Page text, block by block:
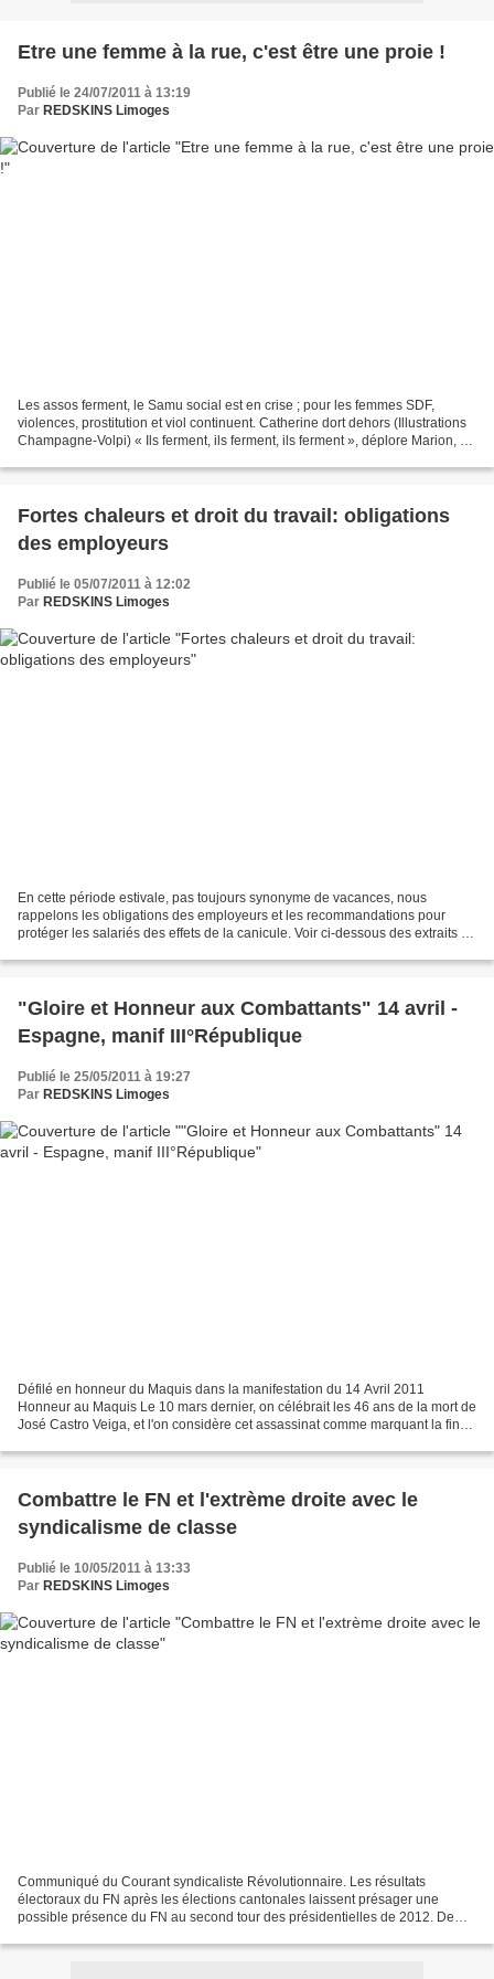
Etre une femme à la rue, c'est être une proie !
Publié le 24/07/2011 à 13:19
Par REDSKINS Limoges
Les assos ferment, le Samu social est en crise ; pour les femmes SDF,
violences, prostitution et viol continuent. Catherine dort dehors (Illustrations
Champagne-Volpi) « Ils ferment, ils ferment, ils ferment », déplore Marion, 24
Fortes chaleurs et droit du travail: obligations
des employeurs
Publié le 05/07/2011 à 12:02
Par REDSKINS Limoges
En cette période estivale, pas toujours synonyme de vacances, nous
rappelons les obligations des employeurs et les recommandations pour
protéger les salariés des effets de la canicule. Voir ci-dessous des extraits de
"Gloire et Honneur aux Combattants" 14 avril -
Espagne, manif III°République
Publié le 25/05/2011 à 19:27
Par REDSKINS Limoges
Défilé en honneur du Maquis dans la manifestation du 14 Avril 2011
Honneur au Maquis Le 10 mars dernier, on célébrait les 46 ans de la mort de
José Castro Veiga, et l'on considère cet assassinat comme marquant la fin
Combattre le FN et l'extrème droite avec le
syndicalisme de classe
Publié le 10/05/2011 à 13:33
Par REDSKINS Limoges
Communiqué du Courant syndicaliste Révolutionnaire. Les résultats
électoraux du FN après les élections cantonales laissent présager une
possible présence du FN au second tour des présidentielles de 2012. De